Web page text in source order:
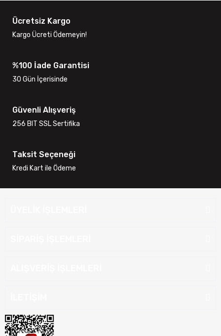
Ücretsiz Kargo
Kargo Ücreti Ödemeyin!
%100 İade Garantisi
30 Gün İçerisinde
Güvenli Alışveriş
256 BIT SSL Sertifika
Taksit Seçeneği
Kredi Kart ile Ödeme